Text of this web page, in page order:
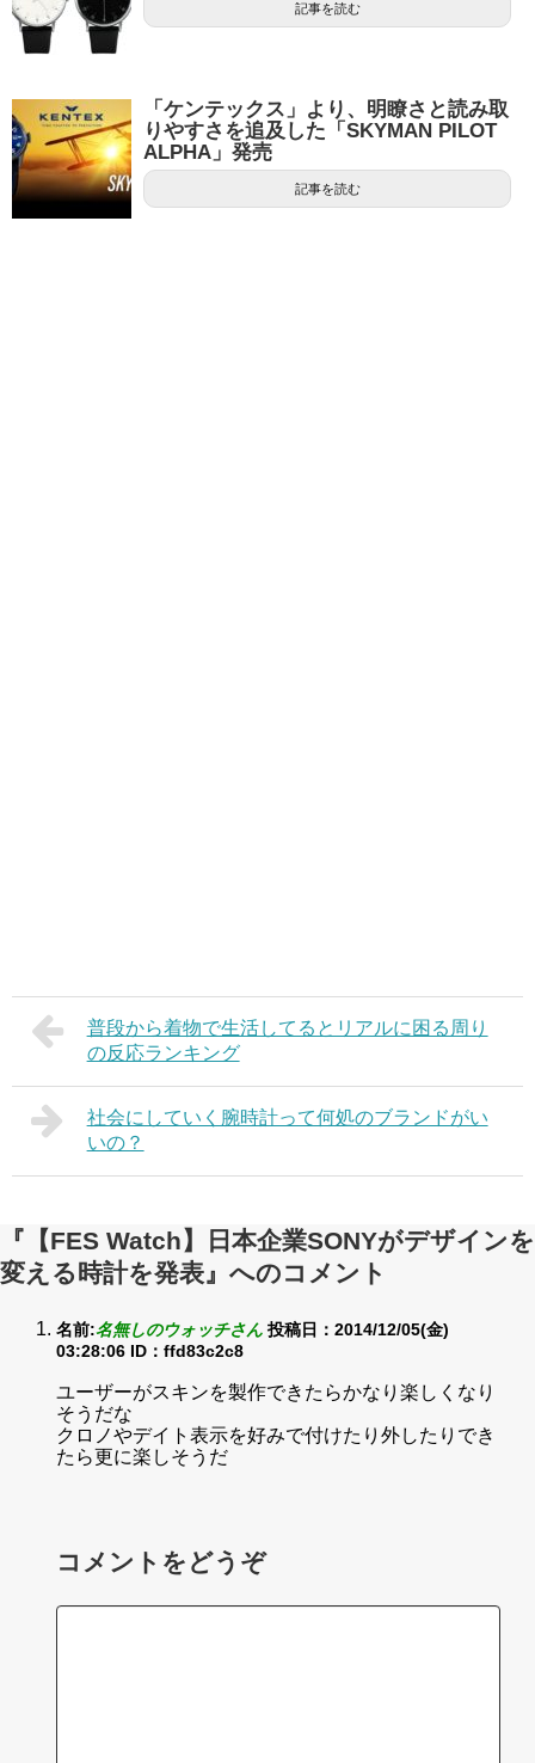
記事を読む
「ケンテックス」より、明瞭さと読み取
りやすさを追及した「SKYMAN PILOT
ALPHA」発売
記事を読む
普段から着物で生活してるとリアルに困る周り
の反応ランキング
社会にしていく腕時計って何処のブランドがい
いの？
『【FES Watch】日本企業SONYがデザインを
変える時計を発表』へのコメント
名前:名無しのウォッチさん 投稿日：2014/12/05(金)
03:28:06 ID：ffd83c2c8
ユーザーがスキンを製作できたらかなり楽しくなり
そうだな
クロノやデイト表示を好みで付けたり外したりでき
たら更に楽しそうだ
コメントをどうぞ